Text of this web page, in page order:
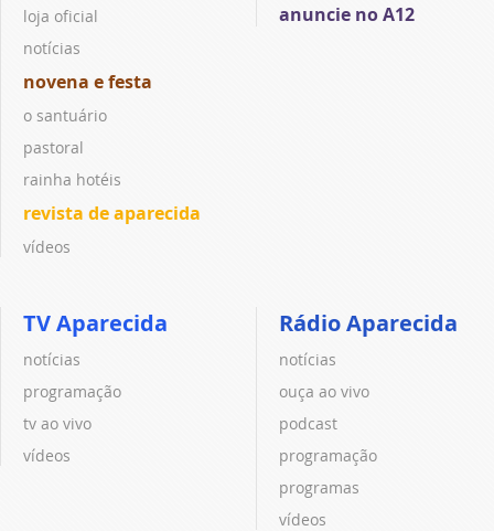
loja oficial
notícias
novena e festa
o santuário
pastoral
rainha hotéis
revista de aparecida
vídeos
anuncie no A12
TV Aparecida
notícias
programação
tv ao vivo
vídeos
Rádio Aparecida
notícias
ouça ao vivo
podcast
programação
programas
vídeos